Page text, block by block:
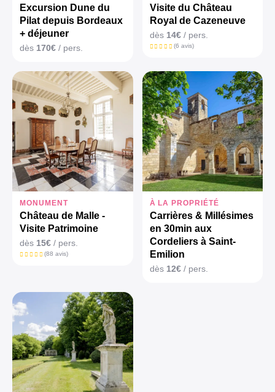
Excursion Dune du
Pilat depuis Bordeaux
+ déjeuner
dès 170€ / pers.
Visite du Château
Royal de Cazeneuve
dès 14€/ pers.
(6 avis)
MONUMENT
Château de Malle -
Visite Patrimoine
dès 15€ / pers.
(88 avis)
À LA PROPRIÉTÉ
Carrières & Millésimes
en 30min aux
Cordeliers à Saint-
Emilion
dès 12€/ pers.